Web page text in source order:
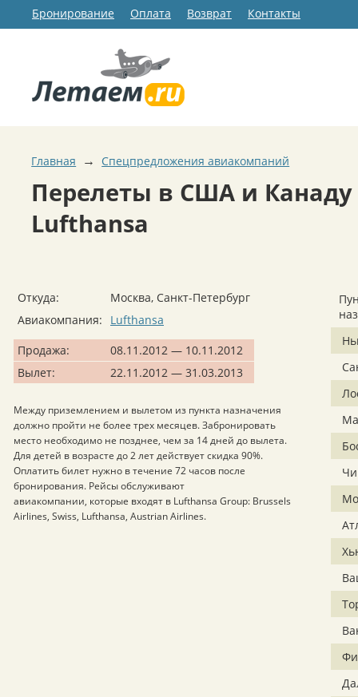
Бронирование Оплата Возврат Контакты
Главная → Спецпредложения авиакомпаний
Перелеты в США и Канаду
Lufthansa
Откуда:
Москва, Санкт-Петербург
Авиакомпания:
Lufthansa
Продажа:
08.11.2012 — 10.11.2012
Вылет:
22.11.2012 — 31.03.2013
Между приземлением и вылетом из пункта назначения
должно пройти не более трех месяцев. Забронировать
место необходимо не позднее, чем за 14 дней до вылета.
Для детей в возрасте до 2 лет действует скидка 90%.
Оплатить билет нужно в течение 72 часов после
бронирования. Рейсы обслуживают
авиакомпании, которые входят в Lufthansa Group: Brussels
Airlines, Swiss, Lufthansa, Austrian Airlines.